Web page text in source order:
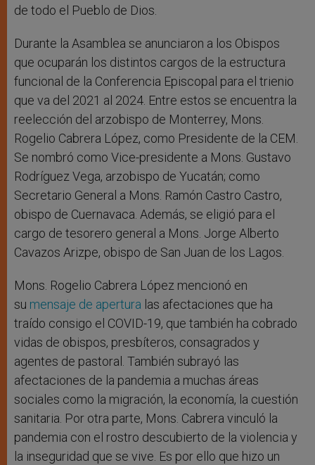
de todo el Pueblo de Dios.
Durante la Asamblea se anunciaron a los Obispos
que ocuparán los distintos cargos de la estructura
funcional de la Conferencia Episcopal para el trienio
que va del 2021 al 2024. Entre estos se encuentra la
reelección del arzobispo de Monterrey, Mons.
Rogelio Cabrera López, como Presidente de la CEM.
Se nombró como Vice-presidente a Mons. Gustavo
Rodríguez Vega, arzobispo de Yucatán; como
Secretario General a Mons. Ramón Castro Castro,
obispo de Cuernavaca. Además, se eligió para el
cargo de tesorero general a Mons. Jorge Alberto
Cavazos Arizpe, obispo de San Juan de los Lagos.
Mons. Rogelio Cabrera López mencionó en
su mensaje de apertura las afectaciones que ha
traído consigo el COVID-19, que también ha cobrado
vidas de obispos, presbíteros, consagrados y
agentes de pastoral. También subrayó las
afectaciones de la pandemia a muchas áreas
sociales como la migración, la economía, la cuestión
sanitaria. Por otra parte, Mons. Cabrera vinculó la
pandemia con el rostro descubierto de la violencia y
la inseguridad que se vive. Es por ello que hizo un